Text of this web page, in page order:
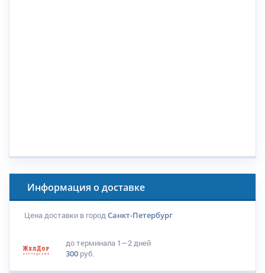
Информация о доставке
Цена доставки в городСанкт-Петербург
до терминала 1—2 дней
300 руб.